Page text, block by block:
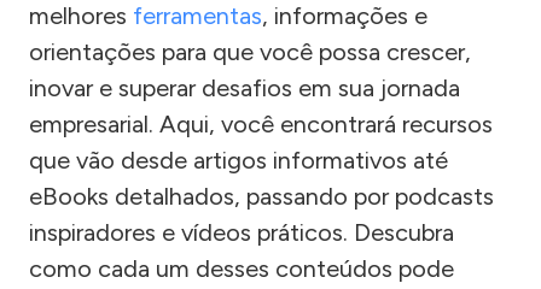
melhores ferramentas, informações e
orientações para que você possa crescer,
inovar e superar desafios em sua jornada
empresarial. Aqui, você encontrará recursos
que vão desde artigos informativos até
eBooks detalhados, passando por podcasts
inspiradores e vídeos práticos. Descubra
como cada um desses conteúdos pode